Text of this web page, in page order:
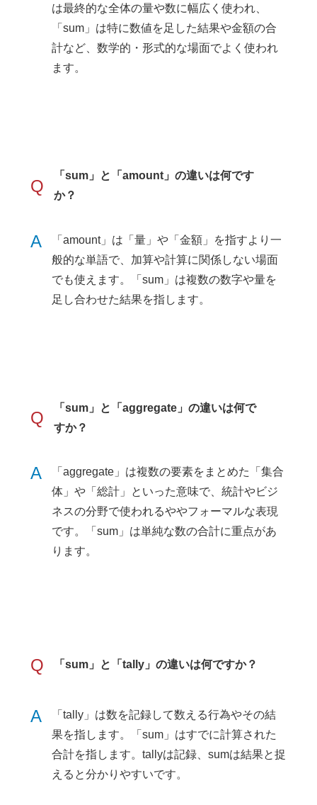
は最終的な全体の量や数に幅広く使われ、
「sum」は特に数値を足した結果や金額の合
計など、数学的・形式的な場面でよく使われ
ます。
Q
「sum」と「amount」の違いは何です
か？
A
「amount」は「量」や「金額」を指すより一
般的な単語で、加算や計算に関係しない場面
でも使えます。「sum」は複数の数字や量を
足し合わせた結果を指します。
Q
「sum」と「aggregate」の違いは何で
すか？
A
「aggregate」は複数の要素をまとめた「集合
体」や「総計」といった意味で、統計やビジ
ネスの分野で使われるややフォーマルな表現
です。「sum」は単純な数の合計に重点があ
ります。
Q 「sum」と「tally」の違いは何ですか？
A
「tally」は数を記録して数える行為やその結
果を指します。「sum」はすでに計算された
合計を指します。tallyは記録、sumは結果と捉
えると分かりやすいです。